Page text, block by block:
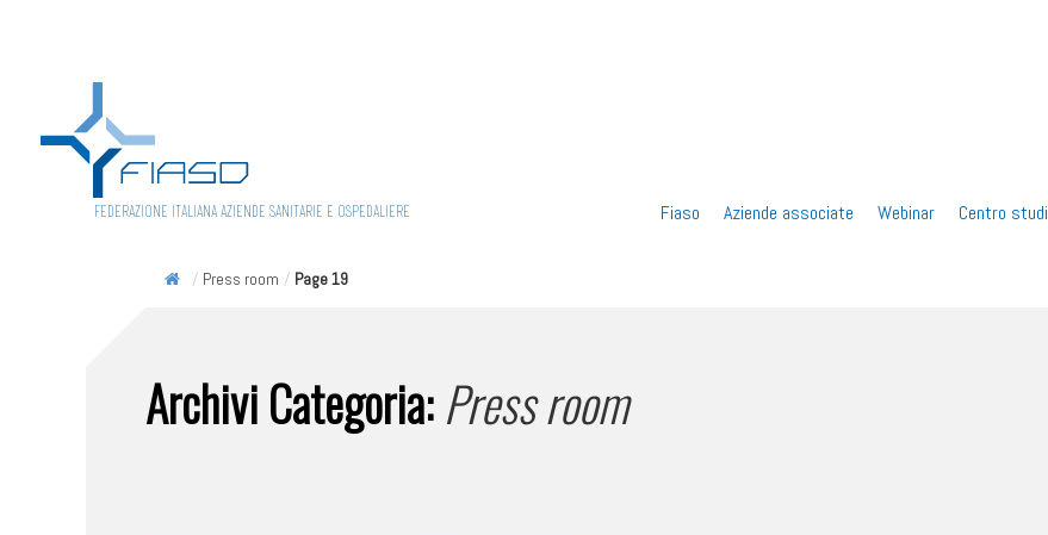
FEDERAZIONE ITALIANA AZIENDE SANITARIE E OSPEDALIERE
Vai
Fiaso Aziende associate Webinar Centro studi
/ Press room / Page 19
Archivi Categoria:Press room